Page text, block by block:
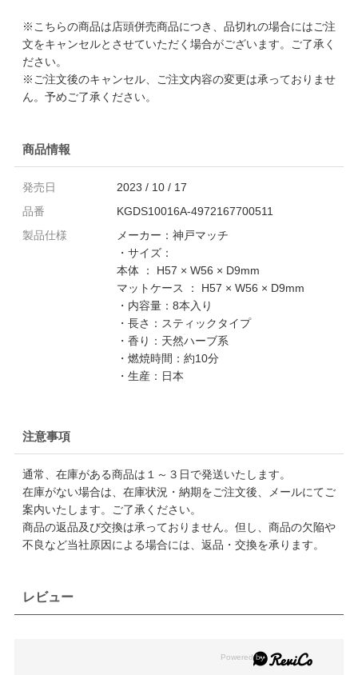
※こちらの商品は店頭併売商品につき、品切れの場合にはご注
文をキャンセルとさせていただく場合がございます。ご了承く
ださい。
※ご注文後のキャンセル、ご注文内容の変更は承っておりませ
ん。予めご了承ください。
商品情報
発売日
2023 / 10 / 17
品番
KGDS10016A-4972167700511
製品仕様
メーカー：神戸マッチ
・サイズ：
本体 ： H57 × W56 × D9mm
マットケース ： H57 × W56 × D9mm
・内容量：8本入り
・長さ：スティックタイプ
・香り：天然ハーブ系
・燃焼時間：約10分
・生産：日本
注意事項
通常、在庫がある商品は１～３日で発送いたします。
在庫がない場合は、在庫状況・納期をご注文後、メールにてご
案内いたします。ご了承ください。
商品の返品及び交換は承っておりません。但し、商品の欠陥や
不良など当社原因による場合には、返品・交換を承ります。
レビュー